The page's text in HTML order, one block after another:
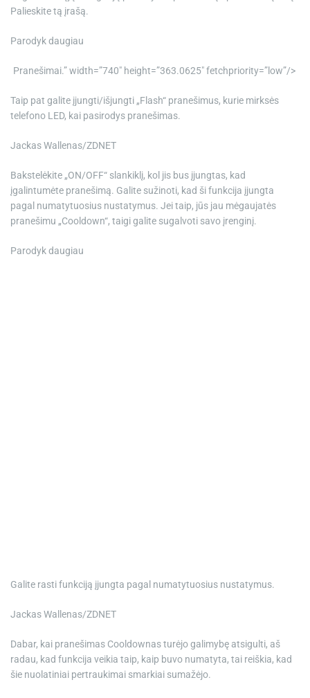
Palieskite tą įrašą.
Parodyk daugiau
Pranešimai.” width=”740″ height=”363.0625″ fetchpriority=”low”/>
Taip pat galite įjungti/išjungti „Flash“ pranešimus, kurie mirksės
telefono LED, kai pasirodys pranešimas.
Jackas Wallenas/ZDNET
Bakstelėkite „ON/OFF“ slankiklį, kol jis bus įjungtas, kad
įgalintumėte pranešimą. Galite sužinoti, kad ši funkcija įjungta
pagal numatytuosius nustatymus. Jei taip, jūs jau mėgaujatės
pranešimu „Cooldown“, taigi galite sugalvoti savo įrenginį.
Parodyk daugiau
Galite rasti funkciją įjungta pagal numatytuosius nustatymus.
Jackas Wallenas/ZDNET
Dabar, kai pranešimas Cooldownas turėjo galimybę atsigulti, aš
radau, kad funkcija veikia taip, kaip buvo numatyta, tai reiškia, kad
šie nuolatiniai pertraukimai smarkiai sumažėjo.